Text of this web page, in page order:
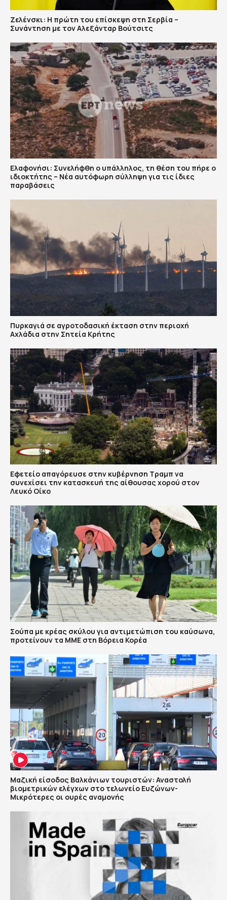
Ζελένσκι: Η πρώτη του επίσκεψη στη Σερβία –
Συνάντηση με τον Αλεξάνταρ Βούτσιτς
Ελαφονήσι: Συνελήφθη ο υπάλληλος, τη θέση του πήρε ο
ιδιοκτήτης – Νέα αυτόφωρη σύλληψη για τις ίδιες
παραβάσεις
Πυρκαγιά σε αγροτοδασική έκταση στην περιοχή
Αχλάδια στην Σητεία Κρήτης
Εφετείο απαγόρευσε στην κυβέρνηση Τραμπ να
συνεχίσει την κατασκευή της αίθουσας χορού στον
Λευκό Οίκο
Σούπα με κρέας σκύλου για αντιμετώπιση του καύσωνα,
προτείνουν τα ΜΜΕ στη Βόρεια Κορέα
Μαζική είσοδος Βαλκάνιων τουριστών: Αναστολή
βιομετρικών ελέγχων στο τελωνείο Ευζώνων-
Μικρότερες οι ουρές αναμονής